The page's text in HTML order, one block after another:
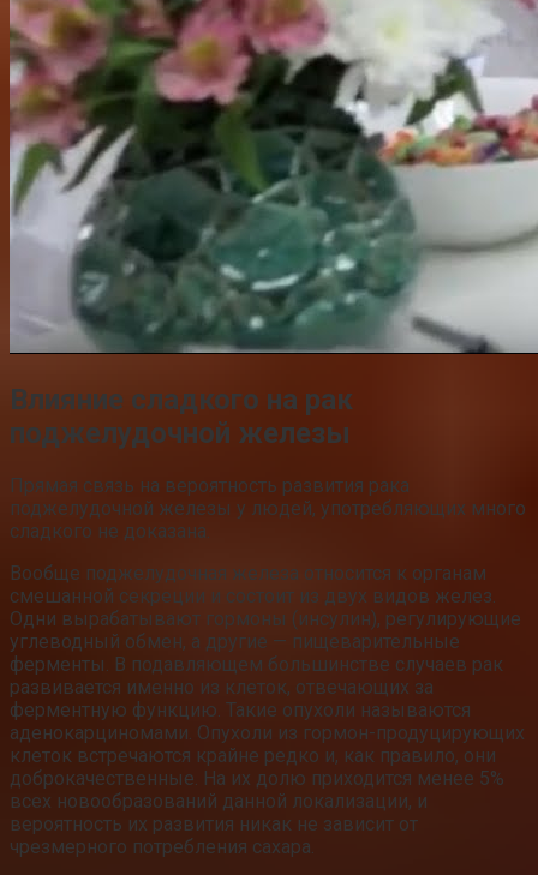
Влияние сладкого на рак
поджелудочной железы
Прямая связь на вероятность развития рака
поджелудочной железы у людей, употребляющих много
сладкого не доказана.
Вообще поджелудочная железа относится к органам
смешанной секреции и состоит из двух видов желез.
Одни вырабатывают гормоны (инсулин), регулирующие
углеводный обмен, а другие — пищеварительные
ферменты. В подавляющем большинстве случаев рак
развивается именно из клеток, отвечающих за
ферментную функцию. Такие опухоли называются
аденокарциномами. Опухоли из гормон-продуцирующих
клеток встречаются крайне редко и, как правило, они
доброкачественные. На их долю приходится менее 5%
всех новообразований данной локализации, и
вероятность их развития никак не зависит от
чрезмерного потребления сахара.